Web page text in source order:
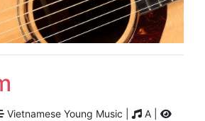
Vietnamese Young Music |
A |